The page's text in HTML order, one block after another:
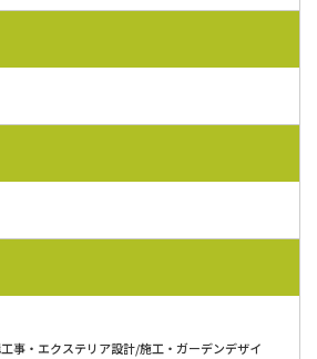
事・エクステリア設計/施工・ガーデンデザイ